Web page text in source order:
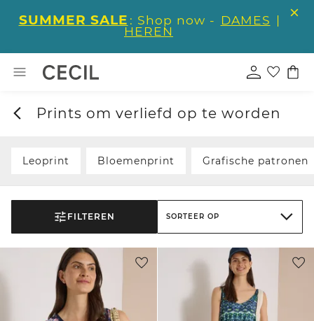
SUMMER SALE : Shop now - DAMES |
HEREN
Prints om verliefd op te worden
Leoprint Bloemenprint Grafische patronen
FILTEREN SORTEER OP